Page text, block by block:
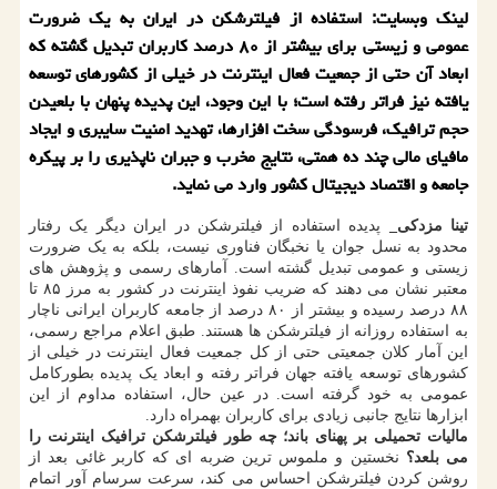
لینک وبسایت: استفاده از فیلترشکن در ایران به یک ضرورت
عمومی و زیستی برای بیشتر از ۸۰ درصد کاربران تبدیل گشته که
ابعاد آن حتی از جمعیت فعال اینترنت در خیلی از کشورهای توسعه
یافته نیز فراتر رفته است؛ با این وجود، این پدیده پنهان با بلعیدن
حجم ترافیک، فرسودگی سخت افزارها، تهدید امنیت سایبری و ایجاد
مافیای مالی چند ده همتی، نتایج مخرب و جبران ناپذیری را بر پیکره
جامعه و اقتصاد دیجیتال کشور وارد می نماید.
تینا مزدکی_
پدیده استفاده از فیلترشکن در ایران دیگر یک رفتار
محدود به نسل جوان یا نخبگان فناوری نیست، بلکه به یک ضرورت
زیستی و عمومی تبدیل گشته است. آمارهای رسمی و پژوهش های
معتبر نشان می دهند که ضریب نفوذ اینترنت در کشور به مرز ۸۵ تا
۸۸ درصد رسیده و بیشتر از ۸۰ درصد از جامعه کاربران ایرانی ناچار
به استفاده روزانه از فیلترشکن ها هستند. طبق اعلام مراجع رسمی،
این آمار کلان جمعیتی حتی از کل جمعیت فعال اینترنت در خیلی از
کشورهای توسعه یافته جهان فراتر رفته و ابعاد یک پدیده بطورکامل
عمومی به خود گرفته است. در عین حال، استفاده مداوم از این
ابزارها نتایج جانبی زیادی برای کاربران بهمراه دارد.
مالیات تحمیلی بر پهنای باند؛ چه طور فیلترشکن ترافیک اینترنت را
می بلعد؟ نخستین و ملموس ترین ضربه ای که کاربر غائی بعد از
روشن کردن فیلترشکن احساس می کند، سرعت سرسام آور اتمام